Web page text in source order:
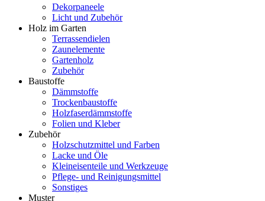
Dekorpaneele
Licht und Zubehör
Holz im Garten
Terrassendielen
Zaunelemente
Gartenholz
Zubehör
Baustoffe
Dämmstoffe
Trockenbaustoffe
Holzfaserdämmstoffe
Folien und Kleber
Zubehör
Holzschutzmittel und Farben
Lacke und Öle
Kleineisenteile und Werkzeuge
Pflege- und Reinigungsmittel
Sonstiges
Muster